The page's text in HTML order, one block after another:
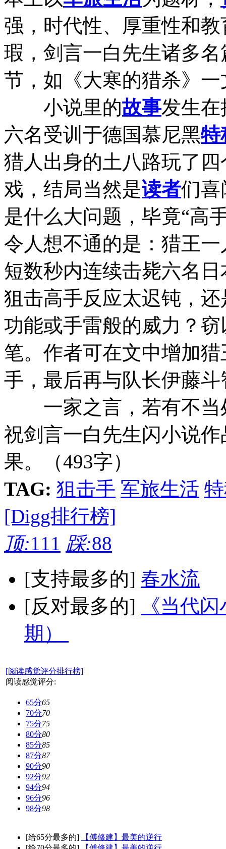
强，时代性、厚重性和
瑕，剑言一白先生诸多
节，如《大寒的猎杀》一
小说里的故事发生在
六名受训于德国慕尼黑特
猎人出身的土八路玩了
戏，结局当然是读者们喜
是什么大问题，毕竟“高
令人想不通的是：猎王一
短数秒内连续击毙六名
狙击高手反应太迟钝，
功能或手雷般的威力？
笔。作者可在文中增加
手，最后再与队长伊藤
一家之言，若有不当
祝剑言一白先生闪小说作
果。（493字）
TAG: 狙击手 军旅生活
[Digg排行榜]
顶:111 踩:88
[支持最多的] 春水流
[反对最多的]
《当代
期）
[阅读感觉评分排行榜]
阅读感觉评分:
65分65
70分70
75分75
80分80
85分85
87分87
90分90
92分92
94分94
96分96
98分98
[给65分最多的]
【傅修建】最美的逆行